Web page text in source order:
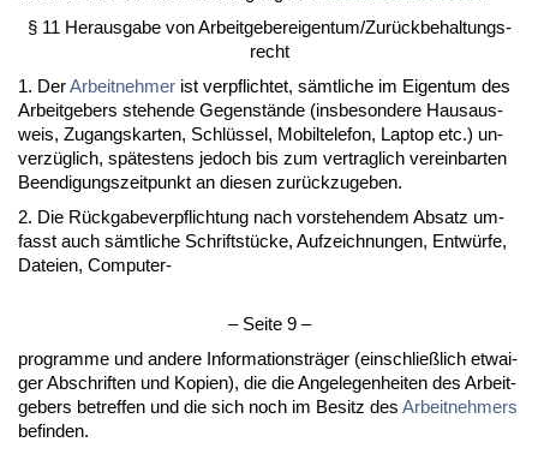
§ 11 Her­aus­ga­be von Ar­beit­ge­ber­ei­gen­tum/Zurück­be­hal­tungs­
recht
1. DerAr­beit­neh­mer ist ver­pflich­tet, sämt­li­che im Ei­gen­tum des
Ar­beit­ge­bers ste­hen­de Ge­genstände (ins­be­son­de­re Haus­aus­
weis, Zu­gangs­kar­ten, Schlüssel, Mo­bil­te­le­fon, Lap­top etc.) un­
verzüglich, spätes­tens je­doch bis zum ver­trag­lich ver­ein­bar­ten
Be­en­di­gungs­zeit­punkt an die­sen zurück­zu­ge­ben.
2. Die Rück­ga­be­ver­pflich­tung nach vor­ste­hen­dem Ab­satz um­
fasst auch sämt­li­che Schriftstücke, Auf­zeich­nun­gen, Entwürfe,
Da­tei­en, Com­pu­ter-
– Sei­te 9 –
pro­gram­me und an­de­re In­for­ma­ti­ons­träger (ein­sch­ließlich et­wai­
ger Ab­schrif­ten und Ko­pi­en), die die An­ge­le­gen­hei­ten des Ar­beit­
ge­bers be­tref­fen und die sich noch im Be­sitz des Ar­beit­neh­mers
be­fin­den.